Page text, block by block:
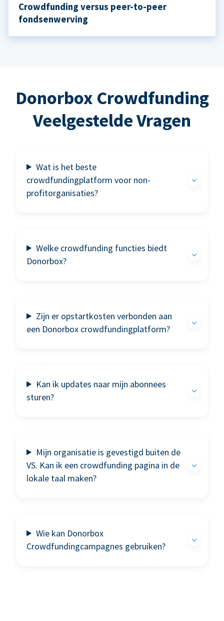
Crowdfunding versus peer-to-peer
fondsenwerving
Donorbox Crowdfunding
Veelgestelde Vragen
Wat is het beste
crowdfundingplatform voor non-
profitorganisaties?
Welke crowdfunding functies biedt
Donorbox?
Zijn er opstartkosten verbonden aan
een Donorbox crowdfundingplatform?
Kan ik updates naar mijn abonnees
sturen?
Mijn organisatie is gevestigd buiten de
VS. Kan ik een crowdfunding pagina in de
lokale taal maken?
Wie kan Donorbox
Crowdfundingcampagnes gebruiken?